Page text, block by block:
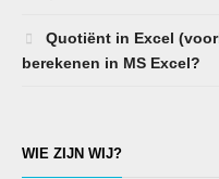
Quotiënt in Excel
berekenen in MS Excel?
WIE ZIJN WIJ?